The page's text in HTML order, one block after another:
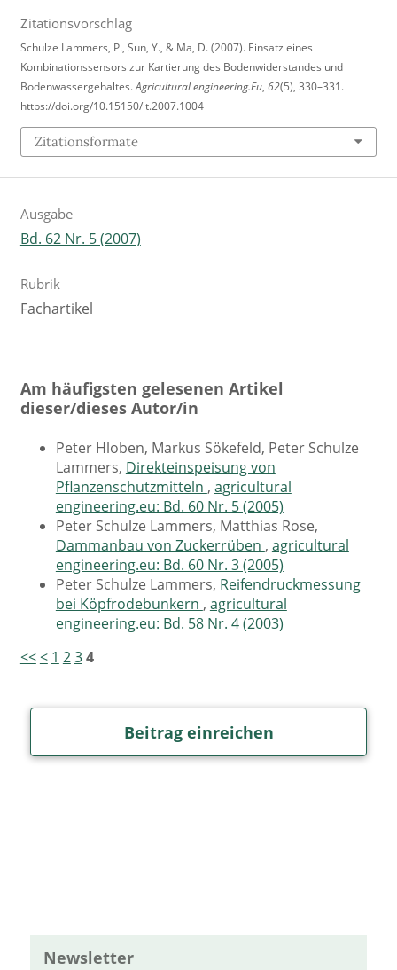
Zitationsvorschlag
Schulze Lammers, P., Sun, Y., & Ma, D. (2007). Einsatz eines
Kombinationssensors zur Kartierung des Bodenwiderstandes und
Bodenwassergehaltes.Agricultural engineering.Eu, 62(5), 330–331.
https://doi.org/10.15150/lt.2007.1004
Zitationsformate
Ausgabe
Bd. 62 Nr. 5 (2007)
Rubrik
Fachartikel
Am häufigsten gelesenen Artikel
dieser/dieses Autor/in
Peter Hloben, Markus Sökefeld, Peter Schulze
Lammers, Direkteinspeisung von
Pflanzenschutzmitteln , agricultural
engineering.eu: Bd. 60 Nr. 5 (2005)
Peter Schulze Lammers, Matthias Rose,
Dammanbau von Zuckerrüben , agricultural
engineering.eu: Bd. 60 Nr. 3 (2005)
Peter Schulze Lammers, Reifendruckmessung
bei Köpfrodebunkern , agricultural
engineering.eu: Bd. 58 Nr. 4 (2003)
<<< 1 234
Beitrag einreichen
Newsletter